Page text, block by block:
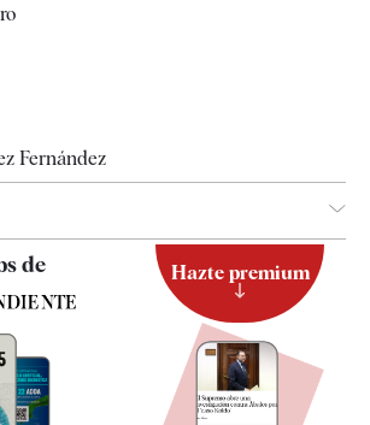
Fernández
de Hazte premium